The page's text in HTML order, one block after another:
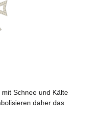
Schnee und Kälte
daher das